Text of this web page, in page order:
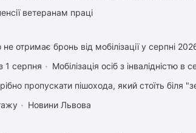
ветеранам праці
не отримає бронь від мобілізації у серпні
1 серпня
Мобілізація осіб з інвалідністю в
пропускати пішохода, який стоїть біля
Новини Львова